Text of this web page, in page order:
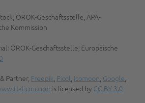
ÖROK-Geschäftsstelle, APA-
Kommission
ÖROK-Geschäftsstelle; Europäische
Partner, Freepik, Picol, Icomoon, Google,
is licensed by CC BY 3.0